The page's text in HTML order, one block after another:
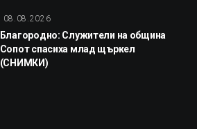
08.08.2026
Благородно: Служители на община
Сопот спасиха млад щъркел
(СНИМКИ)